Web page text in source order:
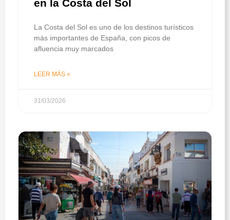
en la Costa del Sol
La Costa del Sol es uno de los destinos turísticos
más importantes de España, con picos de
afluencia muy marcados
LEER MÁS »
31/03/2026